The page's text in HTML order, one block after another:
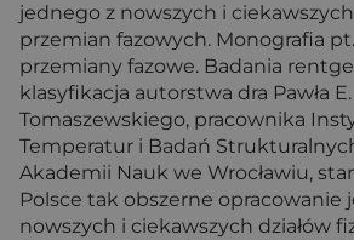
jednego z nowszych i
przemian fazowych. Monografia
przemiany fazowe. Badania
klasyfikacja autorstwa dra Pawła E.
Tomaszewskiego, pracownika
Temperatur i Badań
Akademii Nauk we Wrocławiu,
Polsce tak obszerne opracowanie
nowszych i ciekawszych działów